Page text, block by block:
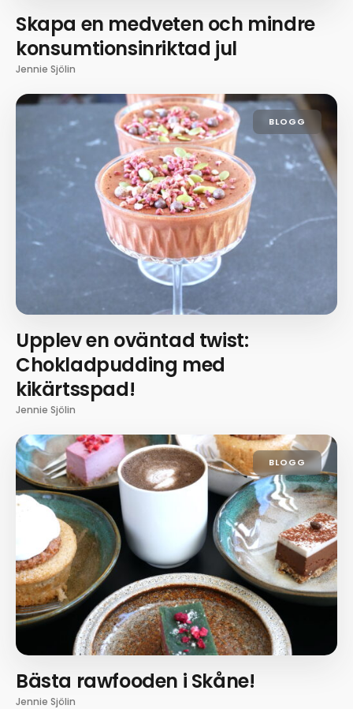
Skapa en medveten och mindre
konsumtionsinriktad jul
Jennie Sjölin
BLOGG
Upplev en oväntad twist:
Chokladpudding med
kikärtsspad!
Jennie Sjölin
BLOGG
Bästa rawfooden i Skåne!
Jennie Sjölin